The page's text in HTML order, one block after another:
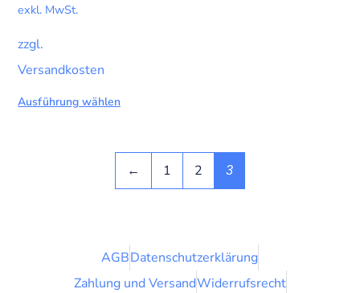
exkl. MwSt.
zzgl.
Versandkosten
Ausführung wählen
← 1 2 3
AGBDatenschutzerklärung
Zahlung und VersandWiderrufsrecht